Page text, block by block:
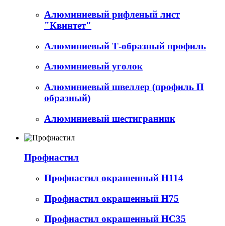
Алюминиевый рифленый лист
"Квинтет"
Алюминиевый Т-образный профиль
Алюминиевый уголок
Алюминиевый швеллер (профиль П
образный)
Алюминиевый шестигранник
Профнастил
Профнастил окрашенный Н114
Профнастил окрашенный Н75
Профнастил окрашенный НС35